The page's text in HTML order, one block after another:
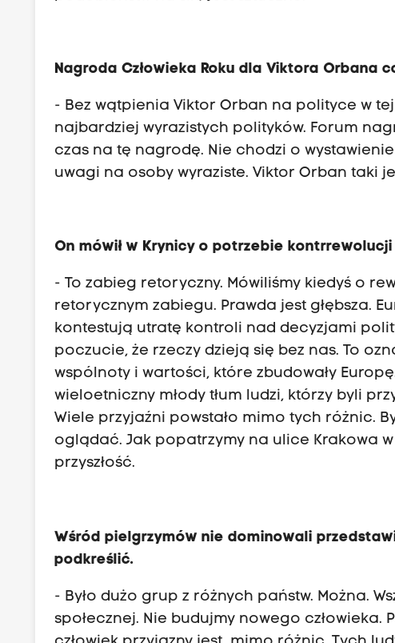
Nagroda Człowieka Roku dla Viktora Orbana
- Bez wątpienia Viktor Orban na polityce w
najbardziej wyrazistych polityków. Forum
czas na tę nagrodę. Nie chodzi o
uwagi na osoby wyraziste. Viktor Orban taki
On mówił w Krynicy o potrzebie
- To zabieg retoryczny. Mówiliśmy kiedyś o
retorycznym zabiegu. Prawda jest głębsza.
kontestują utratę kontroli nad decyzjami
poczucie, że rzeczy dzieją się bez nas. To
wspólnoty i wartości, które zbudowały
wieloetniczny młody tłum ludzi, którzy byli
Wiele przyjaźni powstało mimo tych różnic.
oglądać. Jak popatrzymy na ulice Krakowa
przyszłość.
Wśród pielgrzymów nie dominowali
podkreślić.
- Było dużo grup z różnych państw. Można.
społecznej. Nie budujmy nowego człowieka.